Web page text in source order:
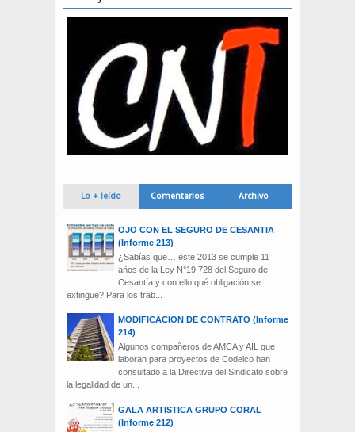
Lo + leído Comentarios Archivo
OJO CON EL SEGURO DE CESANTIA
(Informe 213)
¿Sabías que… éste 2013 se cumple 11
años de la Ley N°19.728 del Seguro de
Cesantía y con ello qué obligación se
extingue? Para los trab...
MODIFICACION DE CONTRATO (Informe
214)
Algunos compañeros de AMCA y AIL que
laboran para proyectos de Codelco han
consultado a la Directiva del Sindicato sobre
la legalidad de un...
GALA ARTISTICA GRUPO CORAL
(Informe 212)